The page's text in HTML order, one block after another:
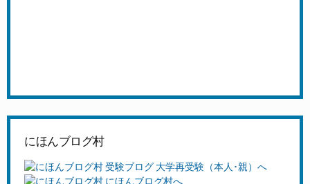
にほんブログ村